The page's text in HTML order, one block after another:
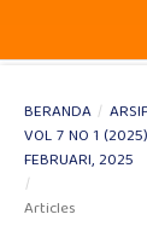
BERANDA /
VOL 7 NO 1
FEBRUARI, 2025
/
Articles